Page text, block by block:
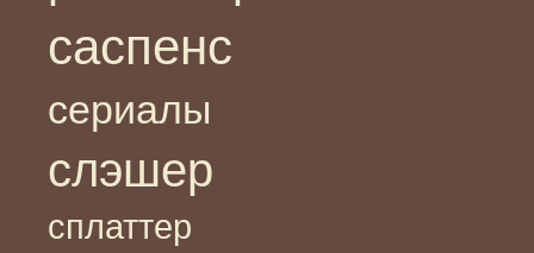
саспенс
сериалы
слэшер
сплаттер